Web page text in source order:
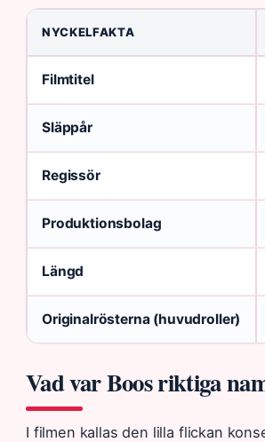
NYCKELFAKTA
Filmtitel
Släppår
Regissör
Produktionsbolag
Längd
Originalrösterna (huvudroller)
Vad var Boos riktiga
I filmen kallas den lilla flickan